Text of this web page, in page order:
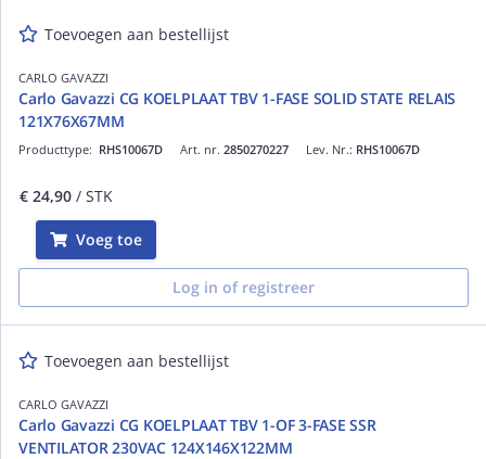
Toevoegen aan bestellijst
CARLO GAVAZZI
Carlo Gavazzi CG KOELPLAAT TBV 1-FASE SOLID STATE RELAIS
121X76X67MM
Art. nr. 2850270227
Producttype: RHS10067D Lev. Nr.: RHS10067D
€ 24,90 / STK
Voeg toe
Log in of registreer
Toevoegen aan bestellijst
CARLO GAVAZZI
Carlo Gavazzi CG KOELPLAAT TBV 1-OF 3-FASE SSR
VENTILATOR 230VAC 124X146X122MM